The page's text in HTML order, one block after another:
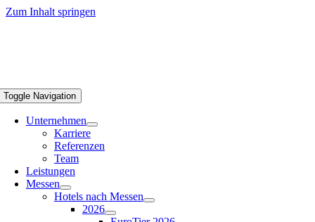
Zum Inhalt springen
Toggle Navigation
Unternehmen
Karriere
Referenzen
Team
Leistungen
Messen
Hotels nach Messen
2026